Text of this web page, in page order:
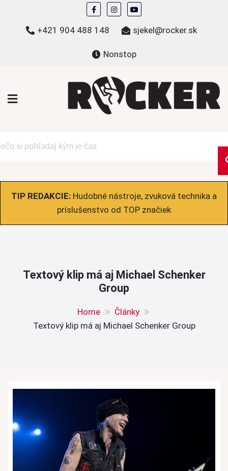
content
+421 904 488 148 sjekel@rocker.sk
Nonstop
TIP REDAKCIE: Hudobné nástroje, zvuková technika a
príslušenstvo od TOP značiek
Textový klip má aj Michael Schenker
Group
Home
Články
Textový klip má aj Michael Schenker Group